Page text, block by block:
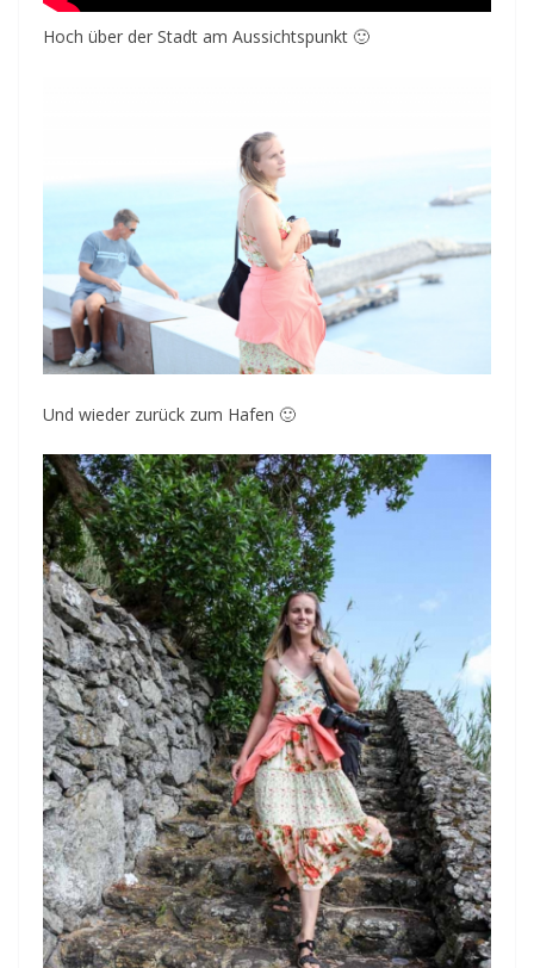
Hoch über der Stadt am Aussichtspunkt 🙂
Und wieder zurück zum Hafen 🙂